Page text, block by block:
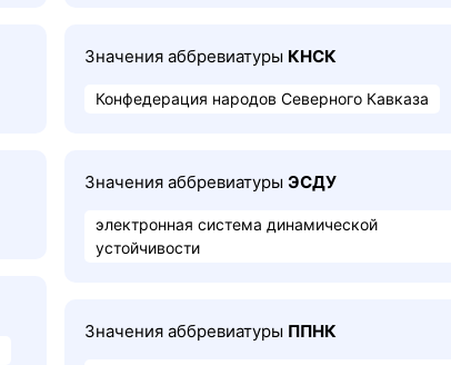
Значения аббревиатуры КНСК
Конфедерация народов Северного Кавказа
Значения аббревиатуры ЭСДУ
электронная система динамической
устойчивости
Значения аббревиатуры ППНК